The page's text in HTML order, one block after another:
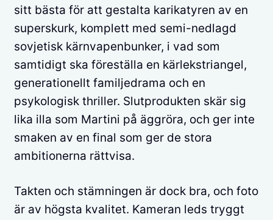
sitt bästa för att gestalta karikatyren av en
superskurk, komplett med semi-nedlagd
sovjetisk kärnvapenbunker, i vad som
samtidigt ska föreställa en kärlekstriangel,
generationellt familjedrama och en
psykologisk thriller. Slutprodukten skär sig
lika illa som Martini på äggröra, och ger inte
smaken av en final som ger de stora
ambitionerna rättvisa.
Takten och stämningen är dock bra, och foto
är av högsta kvalitet. Kameran leds tryggt